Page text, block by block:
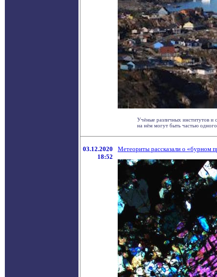
Учёные различных институтов и
на нём могут быть частью
03.12.2020
18:52
Метеориты рассказали о «бурном